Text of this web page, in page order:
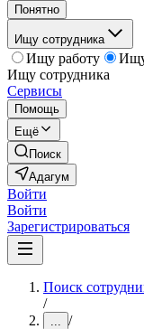
Понятно
Ищу сотрудника
Ищу работу
Ищу сотрудника
Сервисы
Помощь
Ещё
Поиск
Адагум
Войти
Войти
Зарегистрироваться
Поиск
/
... /